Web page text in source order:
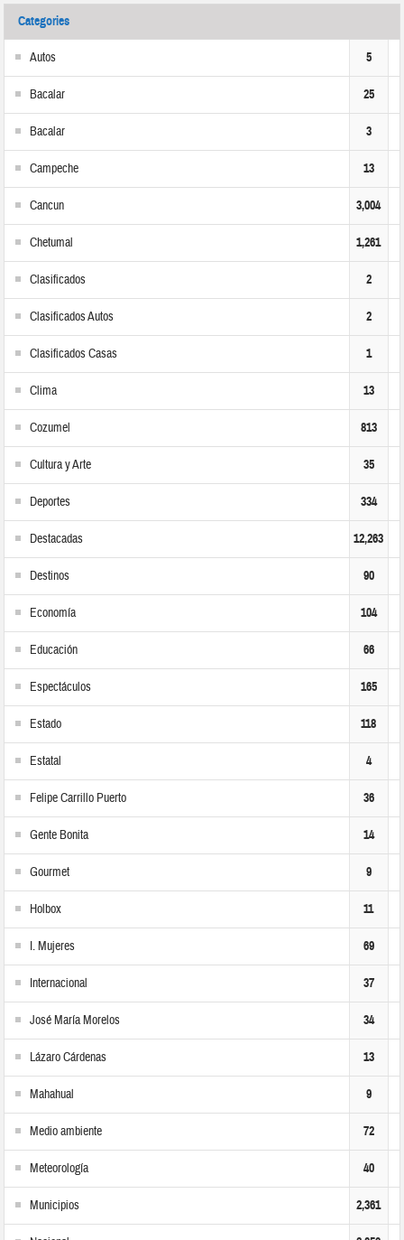
Categories
Autos 5
Bacalar 25
Bacalar 3
Campeche 13
Cancun 3,004
Chetumal 1,261
Clasificados 2
Clasificados Autos 2
Clasificados Casas 1
Clima 13
Cozumel 813
Cultura y Arte 35
Deportes 334
Destacadas 12,263
Destinos 90
Economía 104
Educación 66
Espectáculos 165
Estado 118
Estatal 4
Felipe Carrillo Puerto 36
Gente Bonita 14
Gourmet 9
Holbox 11
I. Mujeres 69
Internacional 37
José María Morelos 34
Lázaro Cárdenas 13
Mahahual 9
Medio ambiente 72
Meteorología 40
Municipios 2,361